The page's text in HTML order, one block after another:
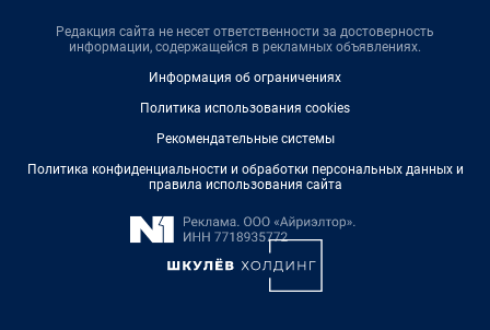
Редакция сайта не несет ответственности за достоверность
информации, содержащейся в рекламных объявлениях.
Информация об ограничениях
Политика использования cookies
Рекомендательные системы
Политика конфиденциальности и обработки персональных данных и
правила использования сайта